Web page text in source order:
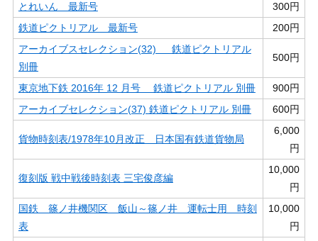
とれいん 最新号
300円
鉄道ピクトリアル 最新号
200円
アーカイブスセレクション(32) 鉄道ピクトリアル
別冊
500円
東京地下鉄 2016年 12 月号 鉄道ピクトリアル 別冊
900円
アーカイブセレクション(37) 鉄道ピクトリアル 別冊
600円
貨物時刻表/1978年10月改正 日本国有鉄道貨物局
6,000
円
復刻版 戦中戦後時刻表 三宅俊彦編
10,000
円
国鉄 篠ノ井機関区 飯山～篠ノ井 運転士用 時刻
表
10,000
円